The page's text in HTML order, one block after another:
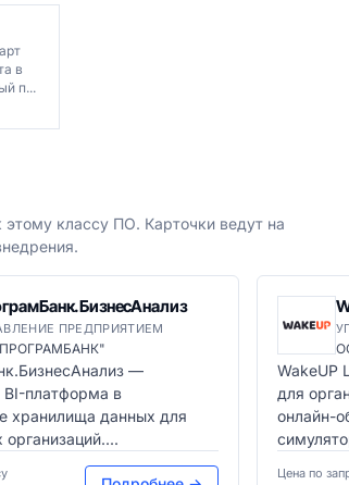
в
п...
классу ПО. Карточки ведут на
ПРЕДПРИЯТИЕМ
—
BI-платформа в
хранилища данных для
WakeUP
для
онлайн-
Цена по